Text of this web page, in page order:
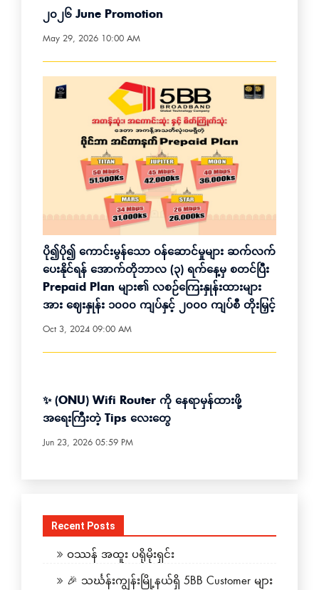
၂၀၂၆ June Promotion
May 29, 2026 10:00 AM
ပို၍ပို၍ ကောင်းမွန်သော ဝန်ဆောင်မှုများ ဆက်လက်
ပေးနိုင်ရန် အောက်တိုဘာလ (၃) ရက်နေ့မှ စတင်ပြီး
Prepaid Plan များ၏ လစဉ်ကြေးနှုန်းထားများ
အား ဈေးနှုန်း ၁၀၀၀ ကျပ်နှင့် ၂၀၀၀ ကျပ်စီ တိုးမြှင့်
Oct 3, 2024 09:00 AM
✨ (ONU) Wifi Router ကို နေရာမှန်ထားဖို့
အရေးကြီးတဲ့ Tips လေးတွေ
Jun 23, 2026 05:59 PM
Recent Posts
ဝဿန် အထူး ပရိုမိုးရှင်း
🎉 သင်္ဃန်းကျွန်းမြို့နယ်ရှိ 5BB Customer များ